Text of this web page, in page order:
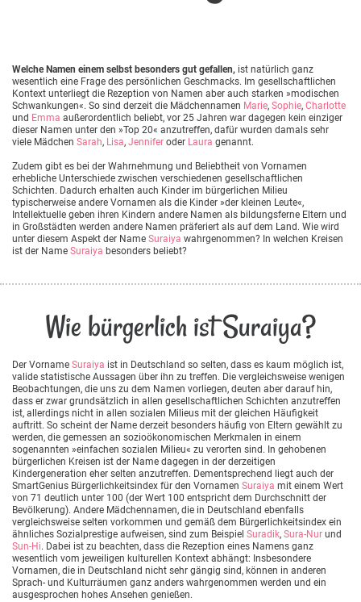
Welche Namen einem selbst besonders gut gefallen, ist natürlich ganz
wesentlich eine Frage des persönlichen Geschmacks. Im gesellschaftlichen
Kontext unterliegt die Rezeption von Namen aber auch starken »modischen
Schwankungen«. So sind derzeit die Mädchennamen Marie, Sophie, Charlotte
und Emma außerordentlich beliebt, vor 25 Jahren war dagegen kein einziger
dieser Namen unter den »Top 20« anzutreffen, dafür wurden damals sehr
viele Mädchen Sarah, Lisa, Jennifer oder Laura genannt.
Zudem gibt es bei der Wahrnehmung und Beliebtheit von Vornamen
erhebliche Unterschiede zwischen verschiedenen gesellschaftlichen
Schichten. Dadurch erhalten auch Kinder im bürgerlichen Milieu
typischerweise andere Vornamen als die Kinder »der kleinen Leute«,
Intellektuelle geben ihren Kindern andere Namen als bildungsferne Eltern und
in Großstädten werden andere Namen präferiert als auf dem Land. Wie wird
unter diesem Aspekt der Name Suraiya wahrgenommen? In welchen Kreisen
ist der Name Suraiya besonders beliebt?
Wie bürgerlich ist Suraiya?
Der Vorname Suraiya ist in Deutschland so selten, dass es kaum möglich ist,
valide statistische Aussagen über ihn zu treffen. Die vergleichsweise wenigen
Beobachtungen, die uns zu dem Namen vorliegen, deuten aber darauf hin,
dass er zwar grundsätzlich in allen gesellschaftlichen Schichten anzutreffen
ist, allerdings nicht in allen sozialen Milieus mit der gleichen Häufigkeit
auftritt. So scheint der Name derzeit besonders häufig von Eltern gewählt zu
werden, die gemessen an sozioökonomischen Merkmalen in einem
sogenannten »einfachen sozialen Milieu« zu verorten sind. In gehobenen
bürgerlichen Kreisen ist der Name dagegen in der derzeitigen
Kindergeneration eher selten anzutreffen. Dementsprechend liegt auch der
SmartGenius Bürgerlichkeitsindex für den Vornamen Suraiya mit einem Wert
von 71 deutlich unter 100 (der Wert 100 entspricht dem Durchschnitt der
Bevölkerung). Andere Mädchennamen, die in Deutschland ebenfalls
vergleichsweise selten vorkommen und gemäß dem Bürgerlichkeitsindex ein
ähnliches Sozialprestige aufweisen, sind zum Beispiel Suradik, Sura-Nur und
Sun-Hi. Dabei ist zu beachten, dass die Rezeption eines Namens ganz
wesentlich vom jeweiligen kulturellen Kontext abhängt: Insbesondere
Vornamen, die in Deutschland nicht sehr gängig sind, können in anderen
Sprach- und Kulturräumen ganz anders wahrgenommen werden und ein
ausgesprochen hohes Ansehen genießen.